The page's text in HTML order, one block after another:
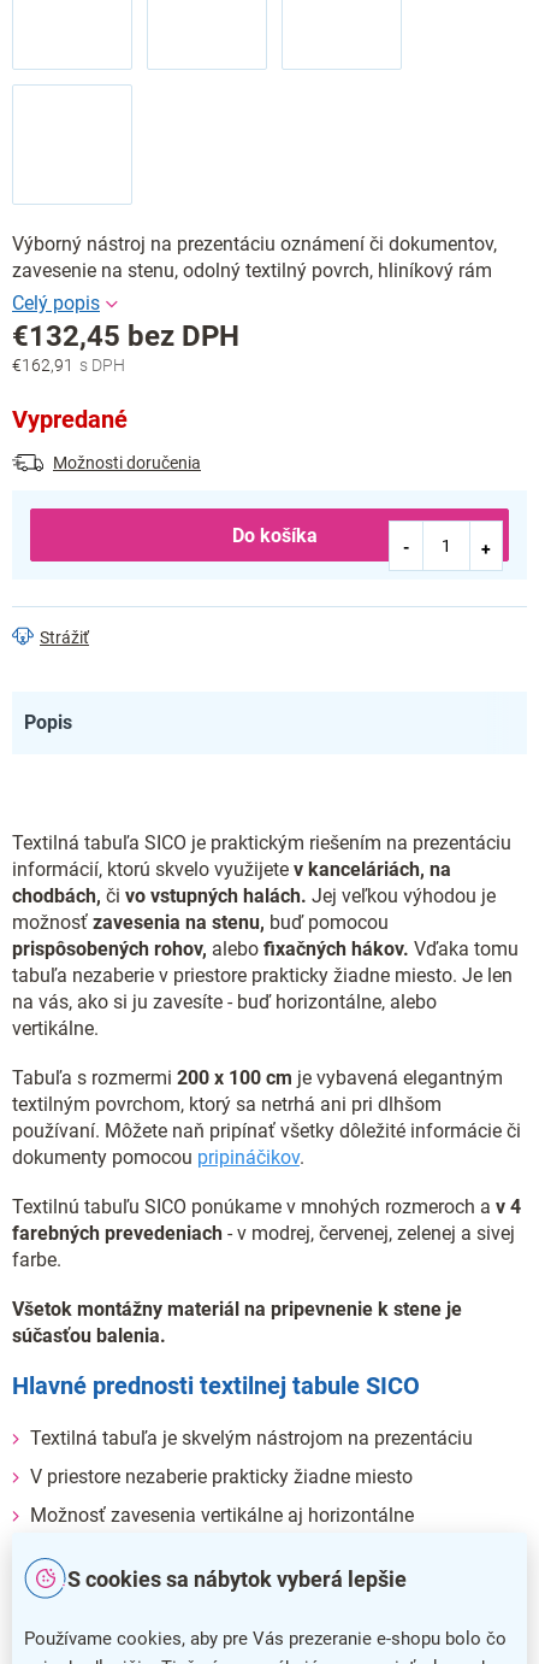
S cookies sa nábytok vyberá lepšie
Používame cookies, aby pre Vás prezeranie e-shopu bolo čo
Výborný nástroj na prezentáciu oznámení či dokumentov,
zavesenie na stenu, odolný textilný povrch, hliníkový rám
€162,91
€132,45 bez DPH
Jednotková
Vypredané
Možnosti doručenia
Do košíka
Strážiť
Popis
Textilná tabuľa SICO je praktickým riešením na prezentáciu
informácií, ktorú skvelo využijete v kanceláriách, na
chodbách, či vo vstupných halách. Jej veľkou výhodou je
možnosť zavesenia na stenu, buď pomocou
prispôsobených rohov, alebo fixačných hákov. Vďaka tomu
tabuľa nezaberie v priestore prakticky žiadne miesto. Je len
na vás, ako si ju zavesíte - buď horizontálne, alebo
vertikálne.
Tabuľa s rozmermi 200 x 100 cm je vybavená elegantným
textilným povrchom, ktorý sa netrhá ani pri dlhšom
používaní. Môžete naň pripínať všetky dôležité informácie či
dokumenty pomocou pripináčikov.
Textilnú tabuľu SICO ponúkame v mnohých rozmeroch a v 4
farebných prevedeniach - v modrej, červenej, zelenej a sivej
farbe.
Všetok montážny materiál na pripevnenie k stene je
súčasťou balenia.
Hlavné prednosti textilnej tabule SICO
Textilná tabuľa je skvelým nástrojom na prezentáciu
V priestore nezaberie prakticky žiadne miesto
Možnosť zavesenia vertikálne aj horizontálne
Disponuje povrchom z odolného textilu
Potrebný montážny materiál je súčasťou balenia
Dodatočné parametre